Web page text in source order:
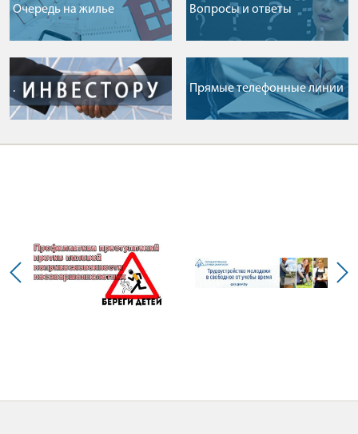
Очередь на жилье Вопросы и ответы
. Прямые телефонные линии